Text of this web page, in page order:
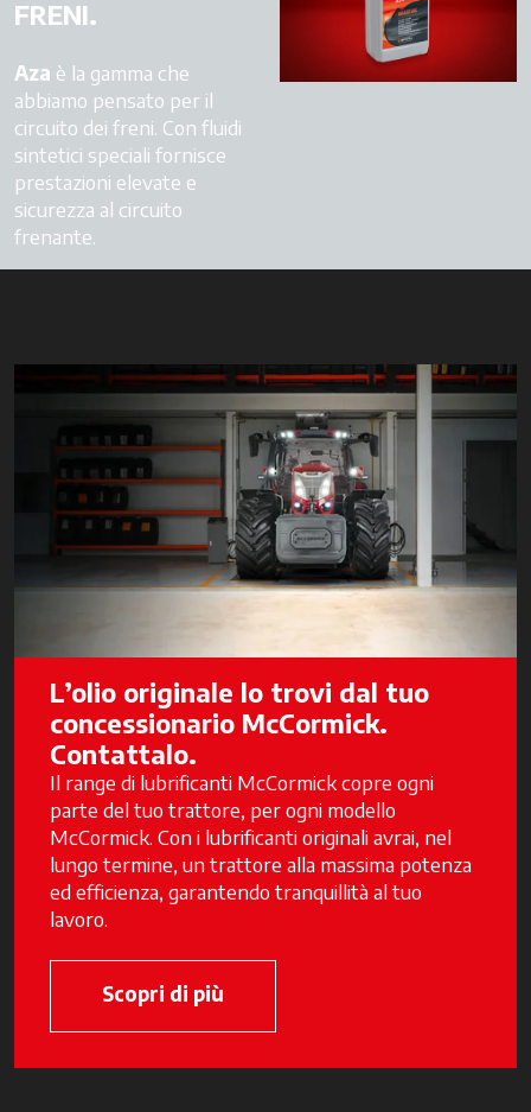
FRENI.
Aza è la gamma che
abbiamo pensato per il
circuito dei freni. Con fluidi
sintetici speciali fornisce
prestazioni elevate e
sicurezza al circuito
frenante.
L’olio originale lo trovi dal tuo
concessionario McCormick.
Contattalo.
Il range di lubrificanti McCormick copre ogni
parte del tuo trattore, per ogni modello
McCormick. Con i lubrificanti originali avrai, nel
lungo termine, un trattore alla massima potenza
ed efficienza, garantendo tranquillità al tuo
lavoro.
Scopri di più